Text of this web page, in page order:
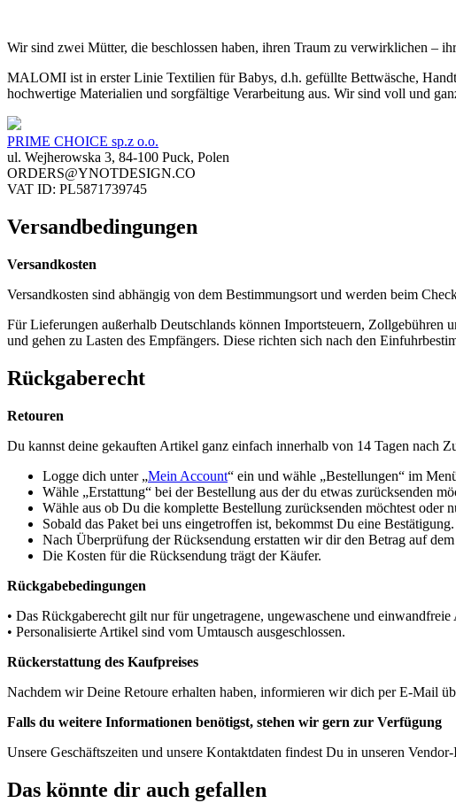
Wir sind zwei Mütter, die beschlossen haben, ihren Traum zu verwirklichen –
MALOMI ist in erster Linie Textilien für Babys, d.h. gefüllte Bettwäsche,
hochwertige Materialien und sorgfältige Verarbeitung aus. Wir sind voll und
PRIME CHOICE sp.z o.o.
ul. Wejherowska 3, 84-100 Puck, Polen
ORDERS@YNOTDESIGN.CO
VAT ID: PL5871739745
Versandbedingungen
Versandkosten
Versandkosten sind abhängig von dem Bestimmungsort und werden beim
Für Lieferungen außerhalb Deutschlands können Importsteuern,
und gehen zu Lasten des Empfängers. Diese richten sich nach den
Rückgaberecht
Retouren
Du kannst deine gekauften Artikel ganz einfach innerhalb von 14 Tagen nach
Logge dich unter „Mein Account“ ein und wähle „Bestellungen“ im
Wähle „Erstattung“ bei der Bestellung aus der du etwas zurücksenden
Wähle aus ob Du die komplette Bestellung zurücksenden möchtest oder
Sobald das Paket bei uns eingetroffen ist, bekommst Du eine Bestätigung.
Nach Überprüfung der Rücksendung erstatten wir dir den Betrag auf
Die Kosten für die Rücksendung trägt der Käufer.
Rückgabebedingungen
• Das Rückgaberecht gilt nur für ungetragene, ungewaschene und
• Personalisierte Artikel sind vom Umtausch ausgeschlossen.
Rückerstattung des Kaufpreises
Nachdem wir Deine Retoure erhalten haben, informieren wir dich per E-Mail
Falls du weitere Informationen benötigst, stehen wir gern zur Verfügung
Unsere Geschäftszeiten und unsere Kontaktdaten findest Du in unseren
Das könnte dir auch gefallen